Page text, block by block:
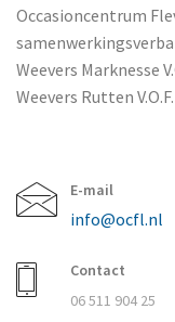
Occasioncentrum
Weevers Marknesse
Weevers Rutten V.O.F.
E-mail
info@ocfl.nl
Contact
06 511 904 25